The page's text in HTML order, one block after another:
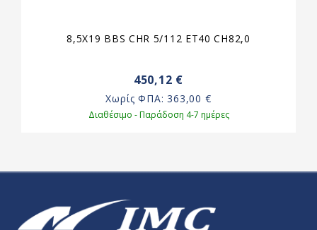
8,5X19 BBS CHR 5/112 ET40 CH82,0
450,12 €
Χωρίς ΦΠΑ:363,00 €
Διαθέσιμο - Παράδοση 4-7 ημέρες